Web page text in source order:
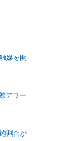
媒を開
アワー
割合が